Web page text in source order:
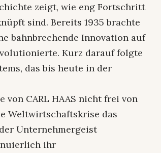
zeigt, wie eng Fortschritt
sind. Bereits 1935 brachte
bahnbrechende Innovation auf
Kurz darauf folgte
das bis heute in der
CARL HAAS nicht frei von
Weltwirtschaftskrise das
Unternehmergeist
ihr